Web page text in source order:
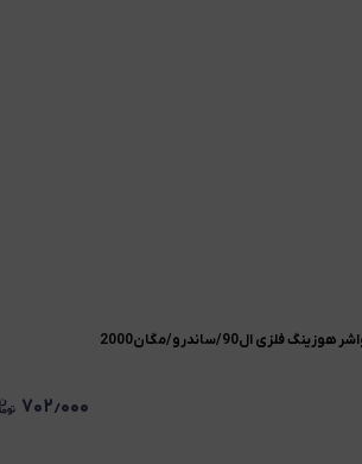
هوزینگ فلزی ال90/ساندرو/مگان2000
۷۰۲٫۰۰۰